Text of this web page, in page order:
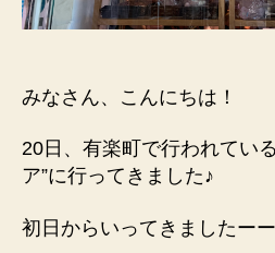
の
みなさん、こんにちは！
20日、有楽町で行われてい
ア”に行ってきました♪
初日からいってきましたーー